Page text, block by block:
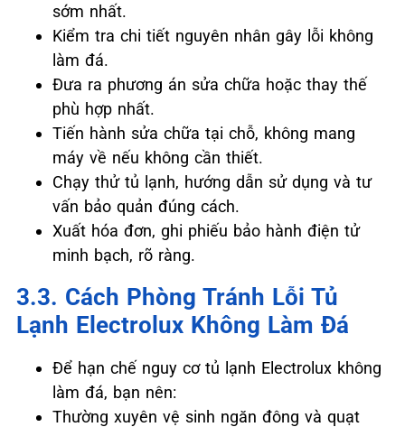
sớm nhất.
Kiểm tra chi tiết nguyên nhân gây lỗi không
làm đá.
Đưa ra phương án sửa chữa hoặc thay thế
phù hợp nhất.
Tiến hành sửa chữa tại chỗ, không mang
máy về nếu không cần thiết.
Chạy thử tủ lạnh, hướng dẫn sử dụng và tư
vấn bảo quản đúng cách.
Xuất hóa đơn, ghi phiếu bảo hành điện tử
minh bạch, rõ ràng.
3.3. Cách Phòng Tránh Lỗi Tủ
Lạnh Electrolux Không Làm Đá
Để hạn chế nguy cơ tủ lạnh Electrolux không
làm đá, bạn nên:
Thường xuyên vệ sinh ngăn đông và quạt